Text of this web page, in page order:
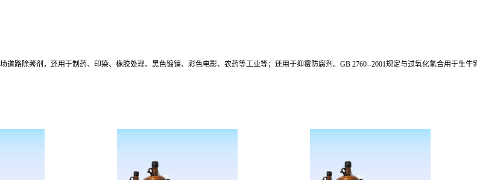
路除莠剂，还用于制药、印染、橡胶处理、黑色镀镍、彩色电影、农药等工业等；还用于抑霉防腐剂。GB 2760--2001规定与过氧化氢合用于生牛